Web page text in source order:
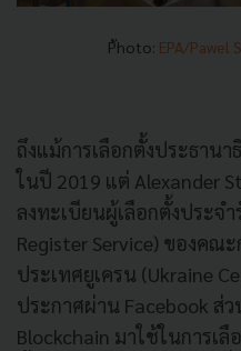
P้hoto: EPA/Pawel
ถึงแม้การเลือกตั้งประธาน
ในปี 2019 แต่ Alexander
ลงทะเบียนผู้เลือกตั้งประจ
Register Service) ของคณ
ประเทศยูเครน (Ukraine
ประกาศผ่าน Facebook ส่
Blockchain มาใช้ในการเ